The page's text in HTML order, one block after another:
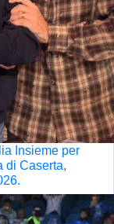
Insieme per
di Caserta,